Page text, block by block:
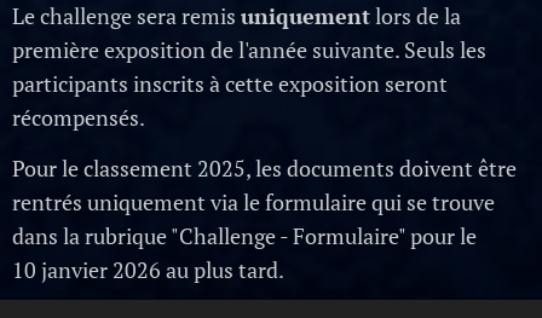
Le challenge sera remis uniquementlors de la
première exposition de l'année suivante. Seuls les
participants inscrits à cette exposition seront
récompensés.
Pour le classement 2025, les documents doivent être
rentrés uniquement via le formulaire qui se trouve
dans la rubrique "Challenge - Formulaire" pour le
10 janvier 2026 au plus tard.